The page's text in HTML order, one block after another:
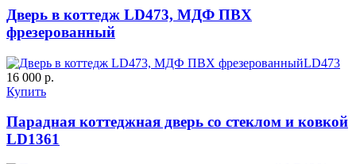
Дверь в коттедж LD473, МДФ ПВХ
фрезерованный
LD473
16 000 р.
Купить
Парадная коттеджная дверь со стеклом и ковкой
LD1361